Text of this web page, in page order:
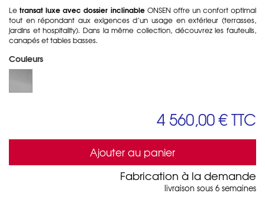
Letransat luxe avec dossier inclinableONSEN offre un confort optimal
tout en répondant aux exigences d’un usage en extérieur (terrasses,
jardins et hospitality). Dans la même collection, découvrez les fauteuils,
canapés et tables basses.
Couleurs
4 560,00 €TTC
Ajouter au panier
Fabrication à la demande
livraison sous 6 semaines